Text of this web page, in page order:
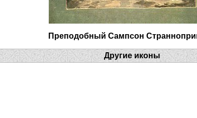
Преподобный Сампсон
Другие иконы